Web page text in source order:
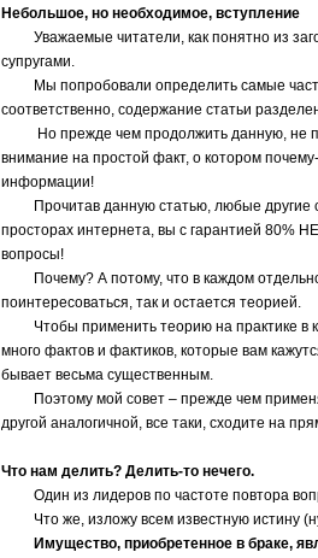
Небольшое, но необходимое, вступление
Уважаемые читатели, как понятно из
супругами.
Мы попробовали определить самые
соответственно, содержание статьи
Но прежде чем продолжить данную, не
внимание на простой факт, о котором
информации!
Прочитав данную статью, любые другие
просторах интернета, вы с гарантией
вопросы!
Почему? А потому, что в каждом отдельно
поинтересоваться, так и остается теорией.
Чтобы применить теорию на практике в
много фактов и фактиков, которые вам
бывает весьма существенным.
Поэтому мой совет – прежде чем
другой аналогичной, все таки, сходите на
Что нам делить? Делить-то нечего.
Один из лидеров по частоте повтора
Что же, изложу всем известную истину (ну
Имущество, приобретенное в браке,